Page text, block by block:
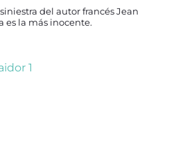
del autor francés Jean
la más inocente.